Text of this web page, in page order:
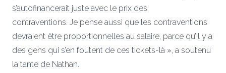
s’autofinancerait juste avec le prix des
contraventions. Je pense aussi que les contraventions
devraient être proportionnelles au salaire, parce qu’il y a
des gens qui s’en foutent de ces tickets-là », a soutenu
la tante de Nathan.